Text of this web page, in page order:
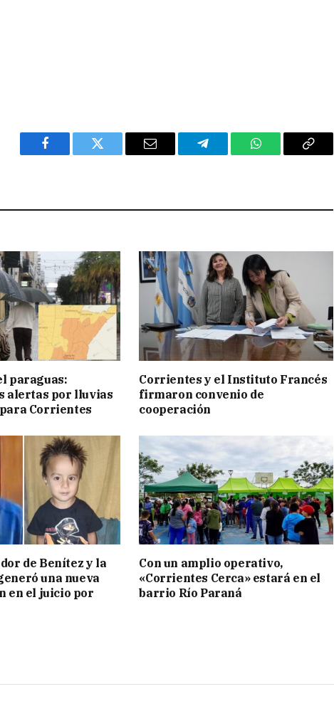
Facebook Twitter Email Telegram WhatsAppCopy
paraguas:
alertas por lluvias
Corrientes
Corrientes y el Instituto Francés
firmaron convenio de
cooperación
de Benítez y la
una nueva
en el juicio por
Con un amplio operativo,
«Corrientes Cerca» estará en el
barrio Río Paraná